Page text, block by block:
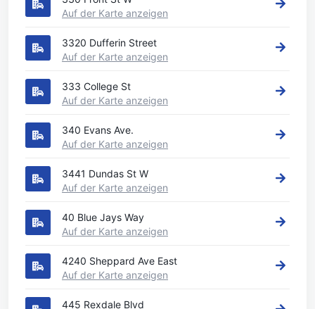
Auf der Karte anzeigen
3320 Dufferin Street
Auf der Karte anzeigen
333 College St
Auf der Karte anzeigen
340 Evans Ave.
Auf der Karte anzeigen
3441 Dundas St W
Auf der Karte anzeigen
40 Blue Jays Way
Auf der Karte anzeigen
4240 Sheppard Ave East
Auf der Karte anzeigen
445 Rexdale Blvd